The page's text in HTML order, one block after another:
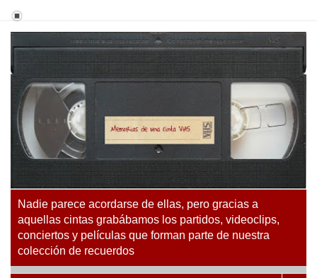
Nadie parece acordarse de ellas, pero gracias a
aquellas cintas grabábamos los partidos, videoclips,
conciertos y películas que forman parte de nuestra
colección de recuerdos